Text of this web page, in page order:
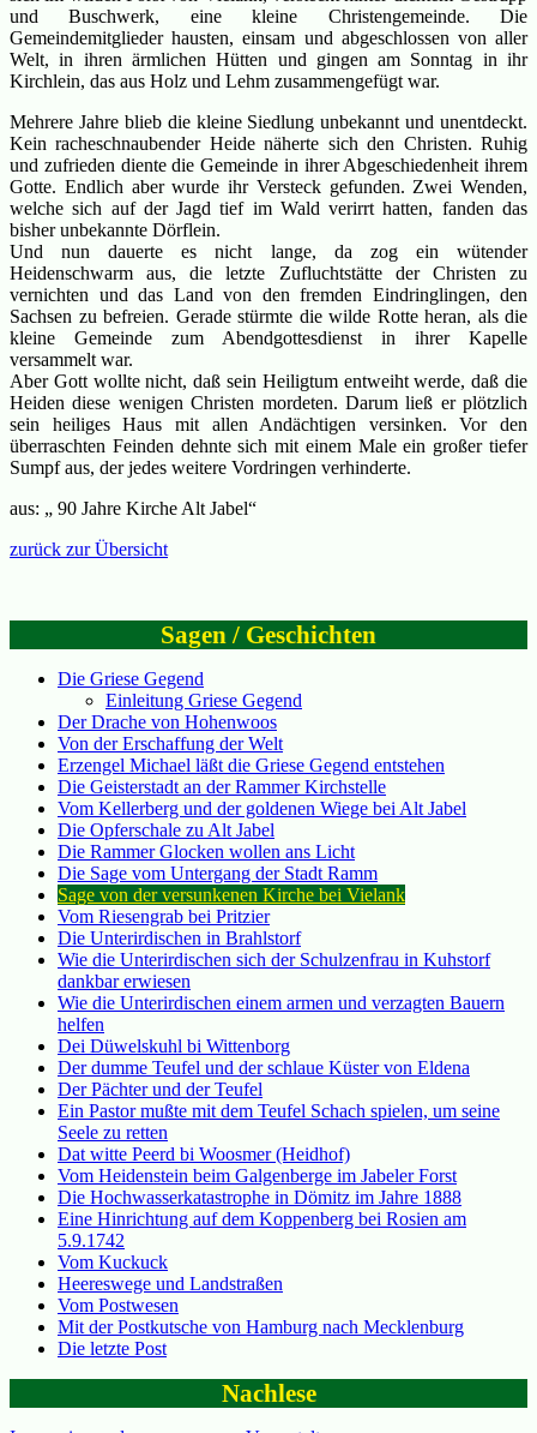
und Buschwerk, eine kleine Christengemeinde. Die
Gemeindemitglieder hausten, einsam und abgeschlossen von aller
Welt, in ihren ärmlichen Hütten und gingen am Sonntag in ihr
Kirchlein, das aus Holz und Lehm zusammengefügt war.
Mehrere Jahre blieb die kleine Siedlung unbekannt und unentdeckt.
Kein racheschnaubender Heide näherte sich den Christen. Ruhig
und zufrieden diente die Gemeinde in ihrer Abgeschiedenheit ihrem
Gotte. Endlich aber wurde ihr Versteck gefunden. Zwei Wenden,
welche sich auf der Jagd tief im Wald verirrt hatten, fanden das
bisher unbekannte Dörflein.
Und nun dauerte es nicht lange, da zog ein wütender
Heidenschwarm aus, die letzte Zufluchtstätte der Christen zu
vernichten und das Land von den fremden Eindringlingen, den
Sachsen zu befreien. Gerade stürmte die wilde Rotte heran, als die
kleine Gemeinde zum Abendgottesdienst in ihrer Kapelle
versammelt war.
Aber Gott wollte nicht, daß sein Heiligtum entweiht werde, daß die
Heiden diese wenigen Christen mordeten. Darum ließ er plötzlich
sein heiliges Haus mit allen Andächtigen versinken. Vor den
überraschten Feinden dehnte sich mit einem Male ein großer tiefer
Sumpf aus, der jedes weitere Vordringen verhinderte.
aus: „ 90 Jahre Kirche Alt Jabel“
zurück zur Übersicht
Sagen / Geschichten
Die Griese Gegend
Einleitung Griese Gegend
Der Drache von Hohenwoos
Von der Erschaffung der Welt
Erzengel Michael läßt die Griese Gegend entstehen
Die Geisterstadt an der Rammer Kirchstelle
Vom Kellerberg und der goldenen Wiege bei Alt Jabel
Die Opferschale zu Alt Jabel
Die Rammer Glocken wollen ans Licht
Die Sage vom Untergang der Stadt Ramm
Sage von der versunkenen Kirche bei Vielank
Vom Riesengrab bei Pritzier
Die Unterirdischen in Brahlstorf
Wie die Unterirdischen sich der Schulzenfrau in Kuhstorf
dankbar erwiesen
Wie die Unterirdischen einem armen und verzagten Bauern
helfen
Dei Düwelskuhl bi Wittenborg
Der dumme Teufel und der schlaue Küster von Eldena
Der Pächter und der Teufel
Ein Pastor mußte mit dem Teufel Schach spielen, um seine
Seele zu retten
Dat witte Peerd bi Woosmer (Heidhof)
Vom Heidenstein beim Galgenberge im Jabeler Forst
Die Hochwasserkatastrophe in Dömitz im Jahre 1888
Eine Hinrichtung auf dem Koppenberg bei Rosien am
5.9.1742
Vom Kuckuck
Heereswege und Landstraßen
Vom Postwesen
Mit der Postkutsche von Hamburg nach Mecklenburg
Die letzte Post
Nachlese